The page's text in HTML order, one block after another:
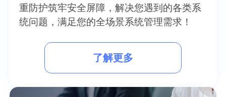
重防护筑牢安全屏障，解决您遇到的各类系
统问题，满足您的全场景系统管理需求！
了解更多